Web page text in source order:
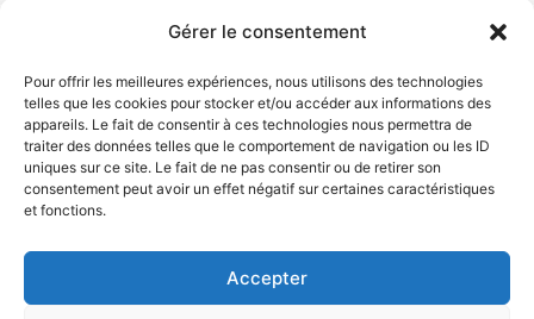
Gérer le consentement
Pour offrir les meilleures expériences, nous utilisons des technologies
telles que les cookies pour stocker et/ou accéder aux informations des
appareils. Le fait de consentir à ces technologies nous permettra de
traiter des données telles que le comportement de navigation ou les ID
uniques sur ce site. Le fait de ne pas consentir ou de retirer son
consentement peut avoir un effet négatif sur certaines caractéristiques
et fonctions.
Accepter
© Gouvernement du Québec, 2026
Plan du site
Accessibilité
Accès à l'information